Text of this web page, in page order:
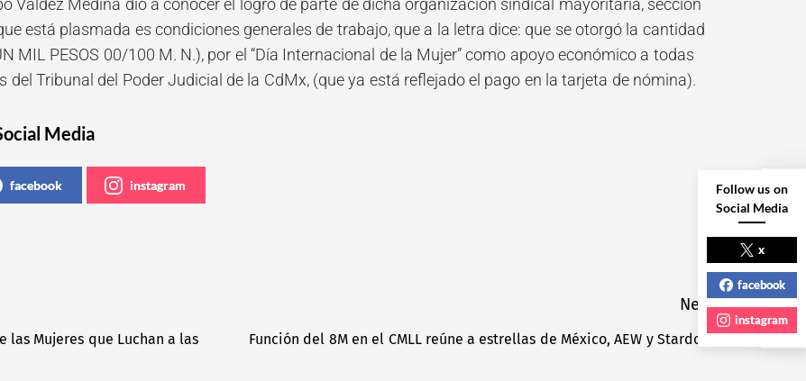
Valdez Medina dio a conocer el logro de parte de dicha organización sindical mayoritaria, sección
está plasmada es condiciones generales de trabajo, que a la letra dice: que se otorgó la cantidad
MIL PESOS 00/100 M. N.), por el “Día Internacional de la Mujer” como apoyo económico a todas
del Tribunal del Poder Judicial de la CdMx, (que ya está reflejado el pago en la tarjeta de nómina).
Media
facebook instagram
las Mujeres que Luchan a las
Next
Función del 8M en el CMLL reúne a estrellas de México, AEW y Stardom
NEXT POST
Follow us on
Social Media
x
facebook
instagram